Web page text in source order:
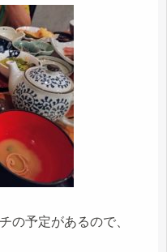
の予定があるので、